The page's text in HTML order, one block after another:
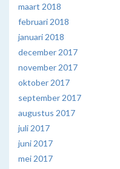
maart 2018
februari 2018
januari 2018
december 2017
november 2017
oktober 2017
september 2017
augustus 2017
juli 2017
juni 2017
mei 2017